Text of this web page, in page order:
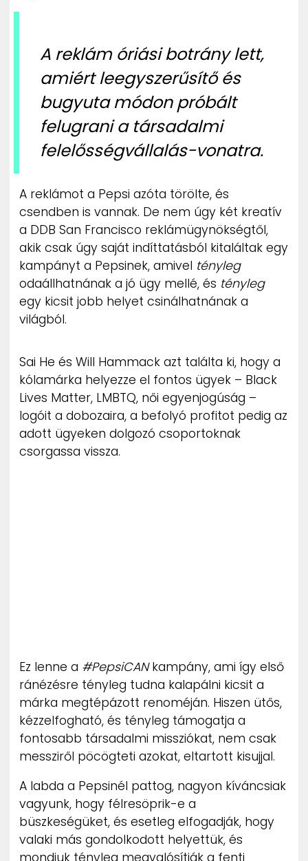
A reklám óriási botrány lett,
amiért leegyszerűsítő és
bugyuta módon próbált
felugrani a társadalmi
felelősségvállalás-vonatra.
A reklámot a Pepsi azóta törölte, és
csendben is vannak. De nem úgy két kreatív
a DDB San Francisco reklámügynökségtől,
akik csak úgy saját indíttatásból kitaláltak egy
kampányt a Pepsinek, amivel tényleg
odaállhatnának a jó ügy mellé, és tényleg
egy kicsit jobb helyet csinálhatnának a
világból.
Sai He és Will Hammack azt találta ki, hogy a
kólamárka helyezze el fontos ügyek – Black
Lives Matter, LMBTQ, női egyenjogúság –
logóit a dobozaira, a befolyó profitot pedig az
adott ügyeken dolgozó csoportoknak
csorgassa vissza.
Ez lenne a #PepsiCANkampány, ami így első
ránézésre tényleg tudna kalapálni kicsit a
márka megtépázott renoméján. Hiszen ütős,
kézzelfogható, és tényleg támogatja a
fontosabb társadalmi missziókat, nem csak
messziről pöcögteti azokat, eltartott kisujjal.
A labda a Pepsinél pattog, nagyon kíváncsiak
vagyunk, hogy félresöprik-e a
büszkeségüket, és esetleg elfogadják, hogy
valaki más gondolkodott helyettük, és